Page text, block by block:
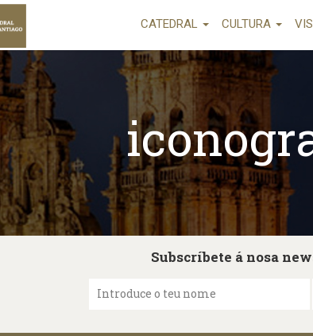
CATEDRAL CULTURA
Subscríbete á nosa
Introduce o teu nome